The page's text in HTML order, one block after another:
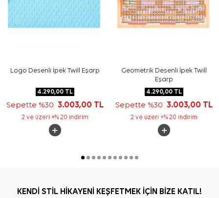
Logo Desenli İpek Twill Eşarp
4.290,00TL
Sepette %30 3.003,00 TL
2 ve üzeri +% 20 indirim
Geometrik Desenli İpek Twill
Eşarp
4.290,00 TL
Sepette %303.003,00 TL
2 ve üzeri +% 20 indirim
KENDİ STİL HİKAYENİ KEŞFETMEK İÇİN BİZE KATIL!